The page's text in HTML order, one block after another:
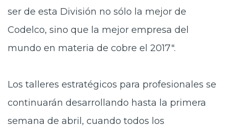
ser de esta División no sólo la mejor de
Codelco, sino que la mejor empresa del
mundo en materia de cobre el 2017".
Los talleres estratégicos para profesionales se
continuarán desarrollando hasta la primera
semana de abril, cuando todos los